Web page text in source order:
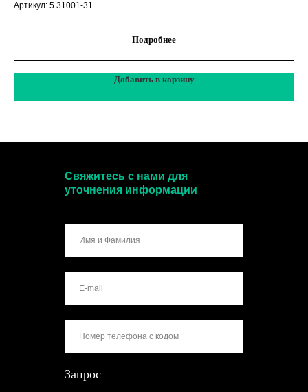
Артикул: 5.31001-31
Подробнее
Добавить в корзину
Запрос
Свяжитесь с нами для
уточнения информации